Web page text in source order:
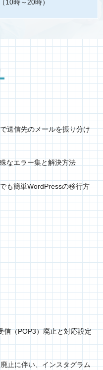
10時～20時）
送信先のメールを振り分け
なエラー集と解決方法
も簡単WordPressの移行方
信（POP3）廃止と対応設定
止に伴い、インスタグラム